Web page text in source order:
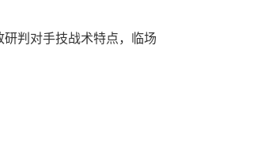
判对手技战术特点，临场